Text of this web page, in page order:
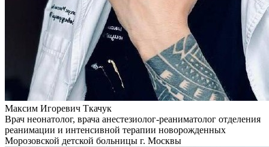
Максим Игоревич Ткачук
Врач неонатолог, врача анестезиолог-реаниматолог отделения
реанимации и интенсивной терапии новорожденных
Морозовской детской больницы г. Москвы